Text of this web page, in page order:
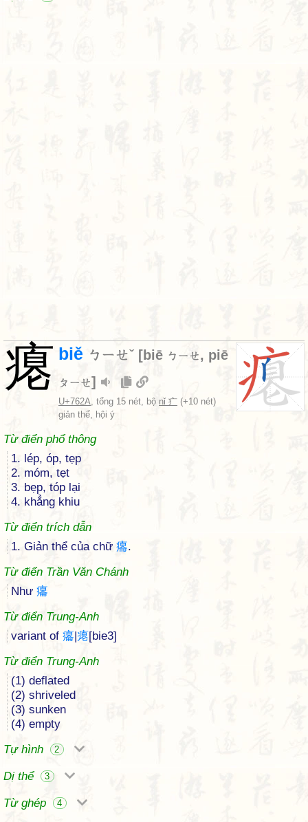
瘪 biě ㄅㄧㄝˇ [biē ㄅㄧㄝ, piē
ㄆㄧㄝ]
U+762A, tổng 15 nét, bộ nǐ 疒 (+10 nét)
giản thể, hội ý
Từ điển phổ thông
1. lép, óp, tẹp
2. móm, tẹt
3. bẹp, tóp lại
4. khẳng khiu
Từ điển trích dẫn
1. Giản thể của chữ 癟.
Từ điển Trần Văn Chánh
Như 癟
Từ điển Trung-Anh
variant of 癟|瘪[bie3]
Từ điển Trung-Anh
(1) deflated
(2) shriveled
(3) sunken
(4) empty
Tự hình
2
Dị thể 3
Từ ghép 4